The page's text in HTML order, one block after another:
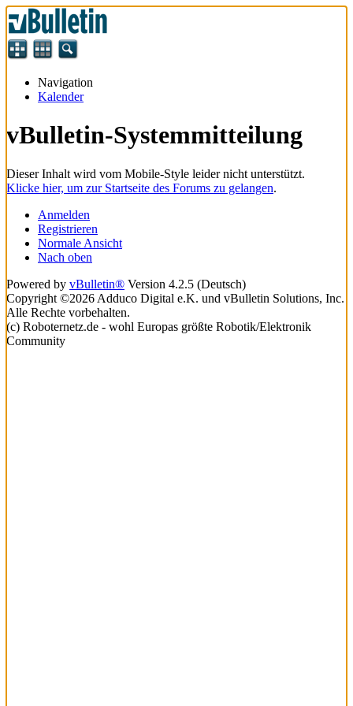
Navigation
Kalender
vBulletin-Systemmitteilung
Dieser Inhalt wird vom Mobile-Style leider nicht unterstützt.
Klicke hier, um zur Startseite des Forums zu gelangen.
Anmelden
Registrieren
Normale Ansicht
Nach oben
Powered by vBulletin® Version 4.2.5 (Deutsch)
Copyright ©2026 Adduco Digital e.K. und vBulletin Solutions, Inc.
Alle Rechte vorbehalten.
(c) Roboternetz.de - wohl Europas größte Robotik/Elektronik
Community